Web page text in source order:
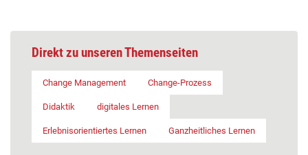
Direkt zu unseren Themenseiten
Change Management Change-Prozess
Didaktik digitales Lernen
Erlebnisorientiertes Lernen Ganzheitliches Lernen